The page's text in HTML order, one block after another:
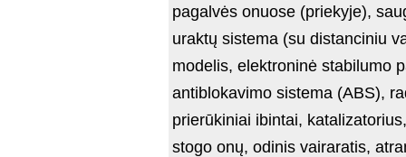
pagalvės onuose (priekyje),
uraktų sistema (su distanciniu
modelis, elektroninė stabilumo
antiblokavimo sistema (ABS),
prierūkiniai ibintai,
stogo onų, odinis vairaratis,